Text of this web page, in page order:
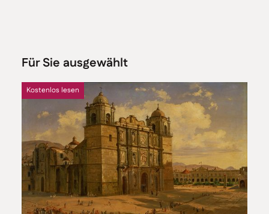
Für Sie ausgewählt
Kostenlos lesen